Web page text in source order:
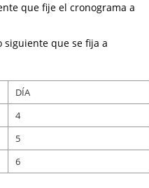
que fije el cronograma a
siguiente que se fija a
DÍA
4
5
6